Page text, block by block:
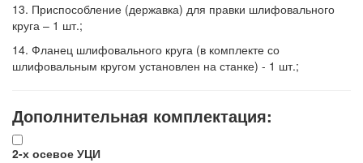
13. Приспособление (державка) для правки шлифовального
круга – 1 шт.;
14. Фланец шлифовального круга (в комплекте со
шлифовальным кругом установлен на станке) - 1 шт.;
Дополнительная комплектация:
2-х осевое УЦИ